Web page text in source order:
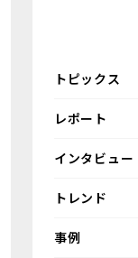
トピックス
レポート
インタビュー
トレンド
事例